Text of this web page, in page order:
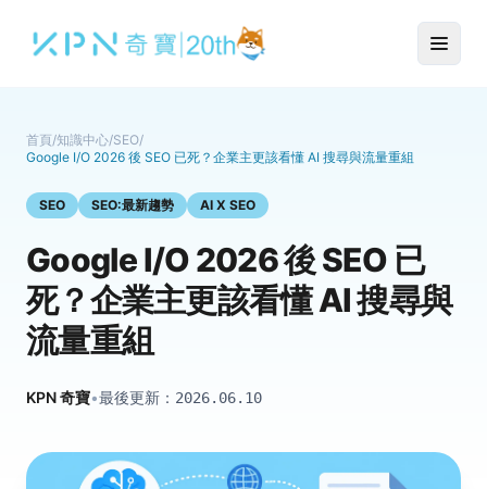
首頁/知識中心/SEO/
Google I/O 2026 後 SEO 已死？企業主更該看懂 AI 搜尋與流量重組
SEO SEO:最新趨勢 AI X SEO
Google I/O 2026 後 SEO 已
死？企業主更該看懂 AI 搜尋與
流量重組
KPN 奇寶•最後更新： 2026.06.10